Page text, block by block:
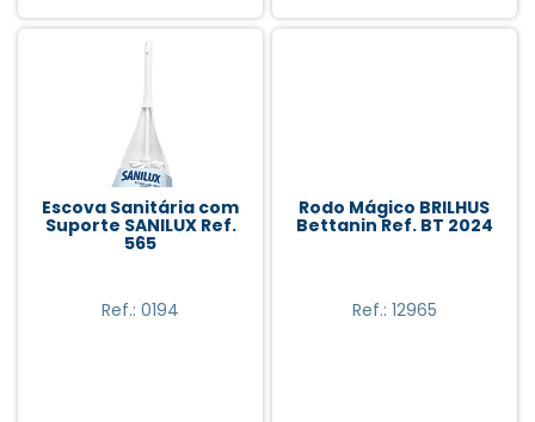
Escova Sanitária com
Suporte SANILUX Ref.
565
Ref.: 0194
Rodo Mágico BRILHUS
Bettanin Ref. BT 2024
Ref.: 12965